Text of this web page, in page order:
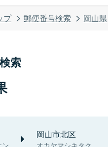
プ 郵便番号検索 岡山県
索
岡山市北区